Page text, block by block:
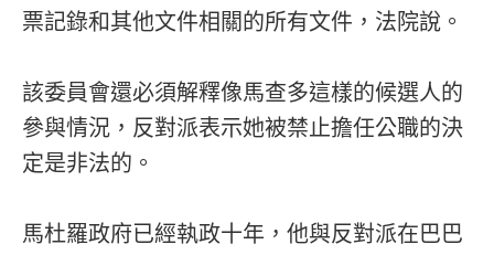
票記錄和其他文件相關的所有文件，法院說。
該委員會還必須解釋像馬查多這樣的候選人的
參與情況，反對派表示她被禁止擔任公職的決
定是非法的。
馬杜羅政府已經執政十年，他與反對派在巴巴